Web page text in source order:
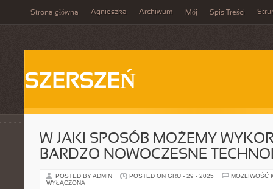
Strona główna Agnieszka Archiwum Mój Spis Treści
SZERSZEŃ
W JAKI SPOSÓB MOŻEMY
BARDZO NOWOCZESNE
POSTED BY ADMIN POSTED ON GRU - 29 - 2025
MOŻLIWOŚĆ
WYŁĄCZONA